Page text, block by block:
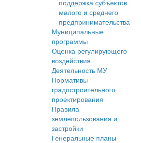
поддержка субъектов
малого и среднего
предпринимательства
Муниципальные
программы
Оценка регулирующего
воздействия
Деятельность МУ
Нормативы
градостроительного
проектирования
Правила
землепользования и
застройки
Генеральные планы